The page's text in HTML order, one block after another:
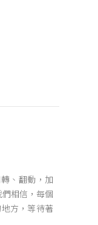
、翻動，加
相信，每個
方，等待著